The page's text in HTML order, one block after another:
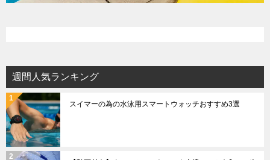
週間人気ランキング
スイマーの為の水泳用スマートウォッチおすすめ3選